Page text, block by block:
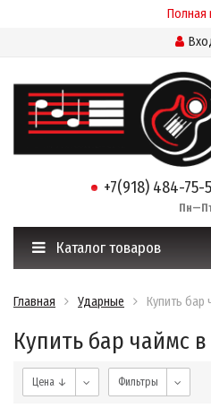
Полная
+7(918) 484-75-
Пн—Пт
Каталог товаров
Главная Ударные Купить бар
Купить бар чаймс
Цена ↓ Фильтры